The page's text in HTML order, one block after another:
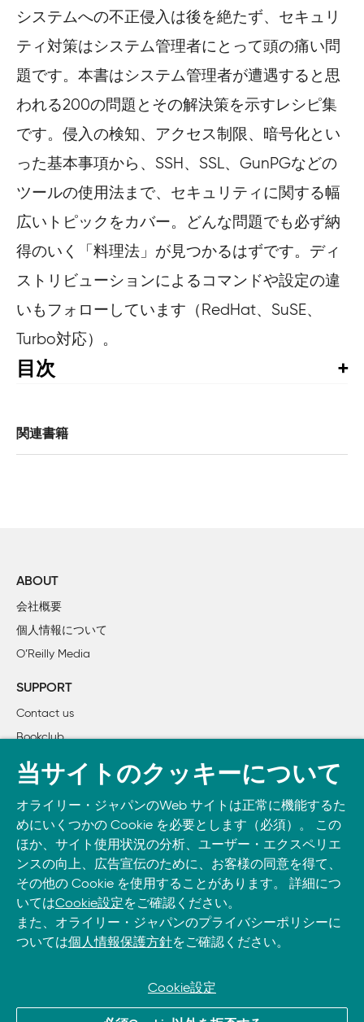
システムへの不正侵入は後を絶たず、セキュリ
ティ対策はシステム管理者にとって頭の痛い問
題です。本書はシステム管理者が遭遇すると思
われる200の問題とその解決策を示すレシピ集
です。侵入の検知、アクセス制限、暗号化とい
った基本事項から、SSH、SSL、GunPGなどの
ツールの使用法まで、セキュリティに関する幅
広いトピックをカバー。どんな問題でも必ず納
得のいく「料理法」が見つかるはずです。ディ
ストリビューションによるコマンドや設定の違
いもフォローしています（RedHat、SuSE、
Turbo対応）。
目次
1章　Tripwireを使ったシステムスナップショット
レシピ1.5　整合性をチェックする（読み込み専用デ
レシピ1.6　整合性をチェックする（リモートマシン編
レシピ1.8　整合性をチェックする（高価な装置によ
        レシピ1.9　整合性チェックを自動化する
        レシピ1.12　データベースにファイルを追加する
        レシピ1.13　チェック対象外のファイルを指定する
レシピ1.14　Windows VFATファイルシステムをチェッ
レシピ1.15　Tripwire以外の方法 .. RPMでファイルを
レシピ1.16　Tripwire以外の方法 .. rsyncで整合性をチ
レシピ1.17　Tripwire以外の方法 .. チェックサムで整
2章　iptablesとipchainsによるファイアウォール
はじめに
        レシピ2.1　送信元アドレスの検証機能を有効にする
レシピ2.2　偽造された送信元アドレスからの通信を遮
        レシピ2.3　ネットワーク上の通信をすべて遮断する
        レシピ2.5　外部への送信を遮断する
        レシピ2.6　外部からのサービス要求の受信を遮断する
関連書籍
ABOUT
会社概要
個人情報について
O’Reilly Media
SUPPORT
Contact us
Bookclub
書籍注文
Take O’Reilly with you and learn anywhere, anytime on your
phone
and tablet.
当サイトのクッキーについて
オライリー・ジャパンのWeb サイトは正常に機能するた
めにいくつかの Cookie を必要とします（必須）。 この
ほか、サイト使用状況の分析、ユーザー・エクスペリエ
ンスの向上、広告宣伝のために、お客様の同意を得て、
その他の Cookie を使用することがあります。 詳細につ
いてはCookie設定をご確認ください。
また、オライリー・ジャパンのプライバシーポリシーに
ついては個人情報保護方針をご確認ください。
Cookie設定